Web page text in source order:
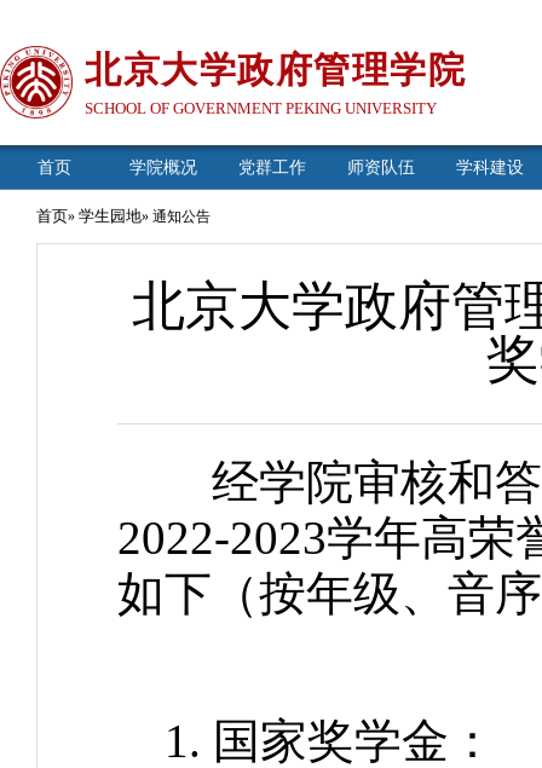
北京大学政府管理学院
SCHOOL OF GOVERNMENT PEKING UNIVERSITY
首页 学院概况 党群工作 师资队伍 学科建设
首页» 学生园地» 通知公告
北京大学政府管
经学院审核和答
2022-2023学年高
如下（按年级、音
1. 国家奖学金：